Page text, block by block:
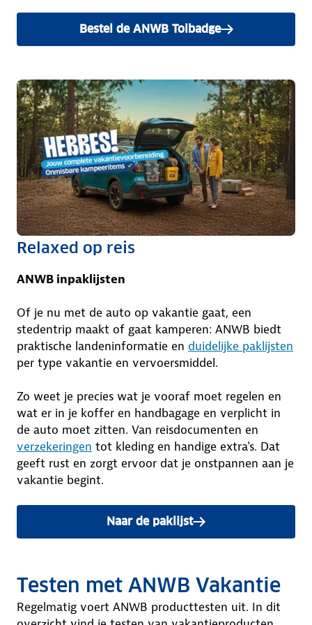
Bestel de ANWB Tolbadge
Relaxed op reis
ANWB inpaklijsten
Of je nu met de auto op vakantie gaat, een
stedentrip maakt of gaat kamperen: ANWB biedt
praktische landeninformatie en duidelijke paklijsten
per type vakantie en vervoersmiddel.
Zo weet je precies wat je vooraf moet regelen en
wat er in je koffer en handbagage en verplicht in
de auto moet zitten. Van reisdocumenten en
verzekeringen tot kleding en handige extra's. Dat
geeft rust en zorgt ervoor dat je onstpannen aan je
vakantie begint.
Naar de paklijst
Testen met ANWB Vakantie
Regelmatig voert ANWB producttesten uit. In dit